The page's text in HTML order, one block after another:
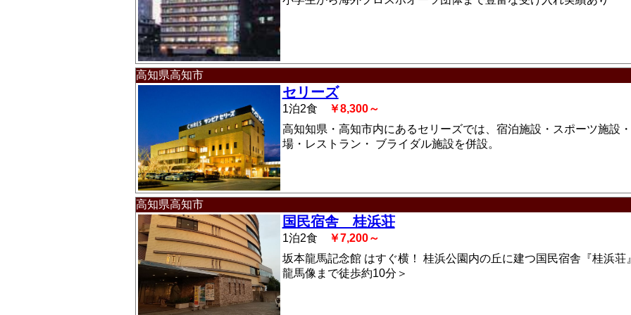
高知県高知市
セリーズ
1泊2食
￥8,300～
高知知県・高知市内にあるセリーズでは、宿泊施設・スポーツ施設
場・レストラン・ ブライダル施設を併設。
高知県高知市
国民宿舎 桂浜荘
1泊2食
￥7,200～
坂本龍馬記念館 はすぐ横！ 桂浜公園内の丘に建つ国民宿舎『桂浜荘
龍馬像まで徒歩約10分＞